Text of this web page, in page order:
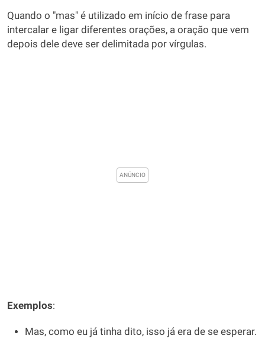
Quando o "mas" é utilizado em início de frase para
intercalar e ligar diferentes orações, a oração que vem
depois dele deve ser delimitada por vírgulas.
Exemplos:
Mas, como eu já tinha dito, isso já era de se esperar.